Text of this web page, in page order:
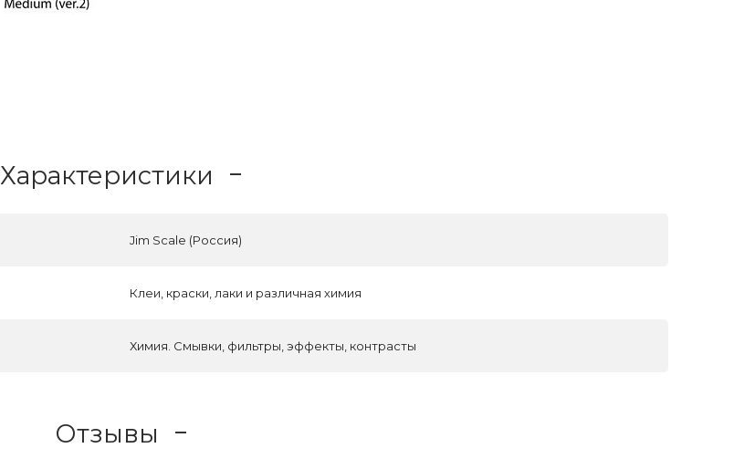
Характеристики
Jim Scale (Россия)
Клеи, краски, лаки и различная химия
Химия. Смывки, фильтры, эффекты, контрасты
Отзывы